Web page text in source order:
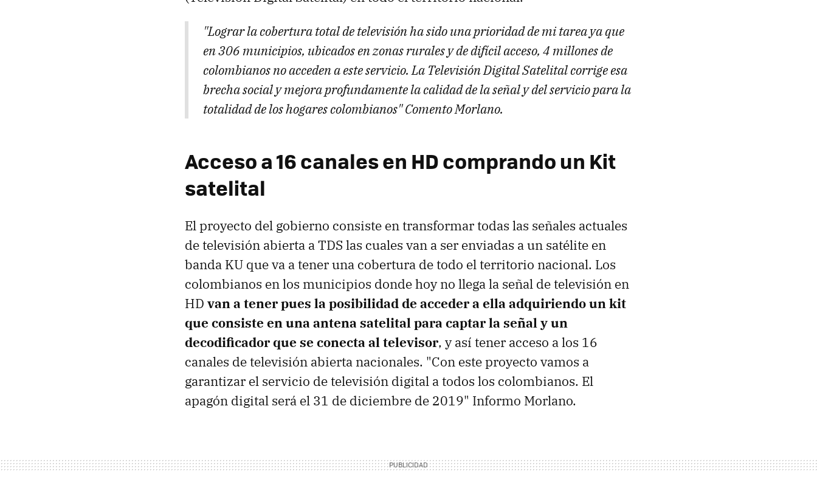
"Lograr la cobertura total de televisión ha sido una prioridad de mi tarea ya que
en 306 municipios, ubicados en zonas rurales y de difícil acceso, 4 millones de
colombianos no acceden a este servicio. La Televisión Digital Satelital corrige esa
brecha social y mejora profundamente la calidad de la señal y del servicio para la
totalidad de los hogares colombianos" Comento Morlano.
Acceso a 16 canales en HD comprando un Kit
satelital
El proyecto del gobierno consiste en transformar todas las señales actuales
de televisión abierta a TDS las cuales van a ser enviadas a un satélite en
banda KU que va a tener una cobertura de todo el territorio nacional. Los
colombianos en los municipios donde hoy no llega la señal de televisión en
HD van a tener pues la posibilidad de acceder a ella adquiriendo un kit
que consiste en una antena satelital para captar la señal y un
decodificador que se conecta al televisor, y así tener acceso a los 16
canales de televisión abierta nacionales. "Con este proyecto vamos a
garantizar el servicio de televisión digital a todos los colombianos. El
apagón digital será el 31 de diciembre de 2019" Informo Morlano.